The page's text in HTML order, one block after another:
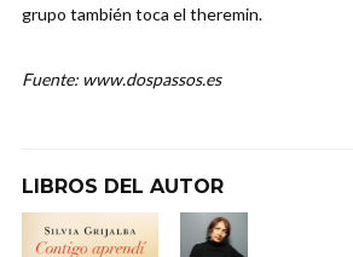
grupo también toca el theremin.
Fuente: www.dospassos.es
LIBROS DEL AUTOR